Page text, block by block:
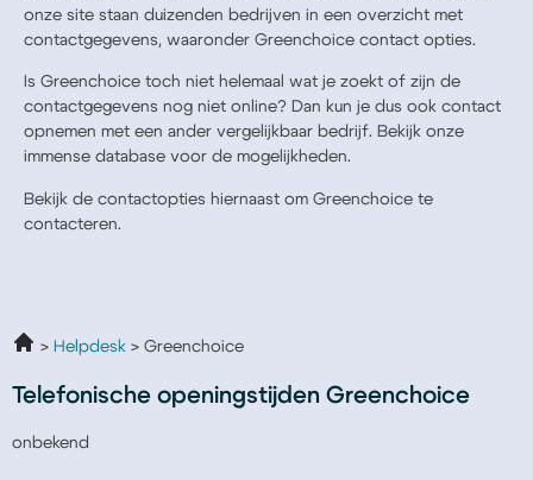
onze site staan duizenden bedrijven in een overzicht met
contactgegevens, waaronder Greenchoice contact opties.
Is Greenchoice toch niet helemaal wat je zoekt of zijn de
contactgegevens nog niet online? Dan kun je dus ook contact
opnemen met een ander vergelijkbaar bedrijf. Bekijk onze
immense database voor de mogelijkheden.
Bekijk de contactopties hiernaast om Greenchoice te
contacteren.
Helpdesk Greenchoice
Telefonische openingstijden Greenchoice
onbekend